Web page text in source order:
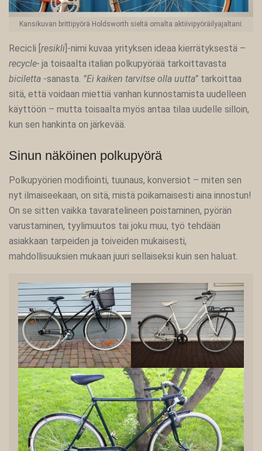
Kansikuvan brittipyörä Holdsworth sieltä omalta aktiivipyöräilyajaltani.
Recicli [ resikli ]-nimi kuvaa yrityksen ideaa kierrätyksestä –
recycle- ja toisaalta italian polkupyörää tarkoittavasta
biciletta -sanasta. ”Ei kaiken tarvitse olla uutta” tarkoittaa
sitä, että voidaan miettiä vanhan kunnostamista uudelleen
käyttöön – mutta toisaalta myös antaa tilaa uudelle silloin,
kun sen hankinta on järkevää.
Sinun näköinen polkupyörä
Polkupyörien modifiointi, tuunaus, konversiot – miten sen
nyt ilmaiseekaan, on sitä, mistä poikamaisesti aina innostun!
On se sitten vaikka tavaratelineen poistaminen, pyörän
varustaminen, tyylimuutos tai joku muu, työ tehdään
asiakkaan tarpeiden ja toiveiden mukaisesti,
mahdollisuuksien mukaan juuri sellaiseksi kuin sen haluat.